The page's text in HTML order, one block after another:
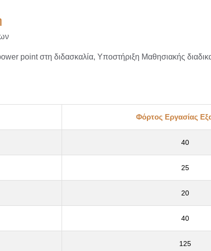
point στη διδασκαλία, Υποστήριξη Μαθησιακής
Φόρτος Εργασίας
40
25
20
40
125